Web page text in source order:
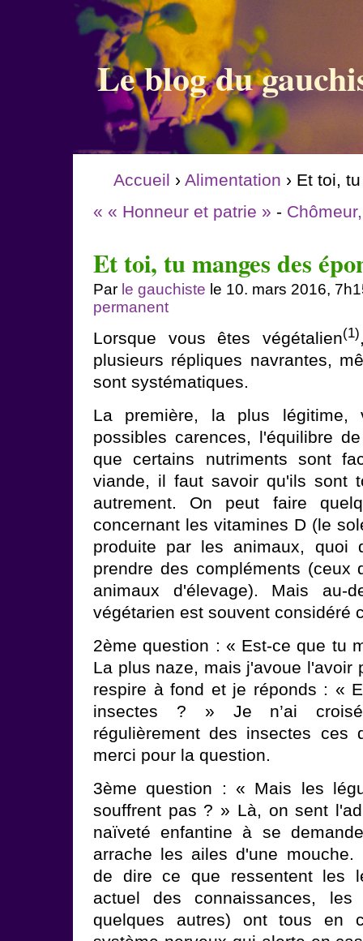
Le blog du
Accueil › Alimentation › Et toi,
« « Honneur et patrie » -
Et toi, tu manges des
Par le gauchiste le 10. mars 2016,
permanent
Lorsque vous êtes végétalien(1)
plusieurs répliques navrantes,
sont systématiques.
La première, la plus légitime,
possibles carences, l'équilibre
que certains nutriments sont
viande, il faut savoir qu'ils sont
autrement. On peut faire
concernant les vitamines D (le
produite par les animaux, quoi
prendre des compléments (ceux
animaux d'élevage). Mais
végétarien est souvent considéré
2ème question : « Est-ce que tu
La plus naze, mais j'avoue l'avoir
respire à fond et je réponds : «
insectes ? » Je n’ai croisé
régulièrement des insectes ces
merci pour la question.
3ème question : « Mais les
souffrent pas ? » Là, on sent
naïveté enfantine à se
arrache les ailes d'une mouche.
de dire ce que ressentent les
actuel des connaissances,
quelques autres) ont tous en